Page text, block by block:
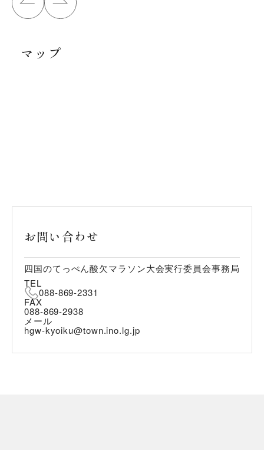
マップ
お問い合わせ
四国のてっぺん酸欠マラソン大会実行委員会事務局
TEL
088-869-2331
FAX
088-869-2938
メール
hgw-kyoiku@town.ino.lg.jp